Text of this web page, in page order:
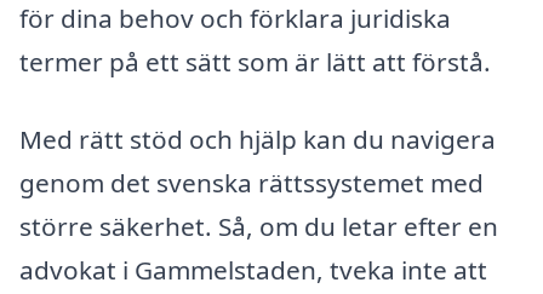
för dina behov och förklara juridiska
termer på ett sätt som är lätt att förstå.
Med rätt stöd och hjälp kan du navigera
genom det svenska rättssystemet med
större säkerhet. Så, om du letar efter en
advokat i Gammelstaden, tveka inte att